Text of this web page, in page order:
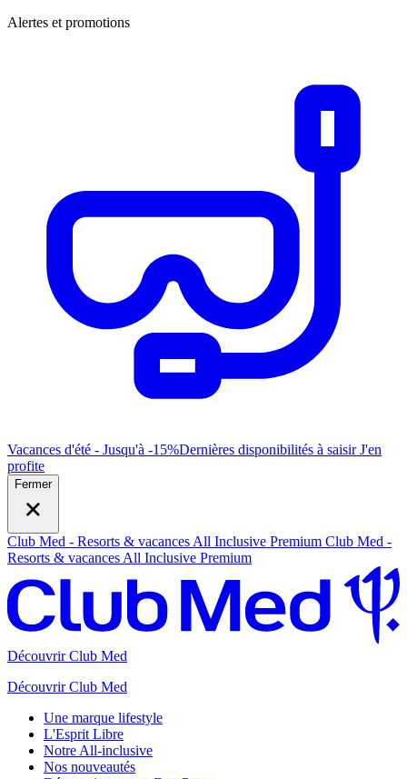
Alertes et promotions
Vacances d'été - Jusqu'à -15%Dernières disponibilités à saisirJ'en
profite
Fermer
Club Med - Resorts & vacances All Inclusive Premium Club Med -
Resorts & vacances All Inclusive Premium
Découvrir Club Med
Découvrir Club Med
Une marque lifestyle
L'Esprit Libre
Notre All-inclusive
Nos nouveautés